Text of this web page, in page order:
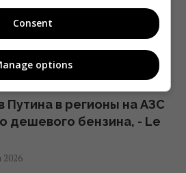
окончательно
Грузии, – страны
2026
Путина в регионы на АЗС
дешевого бензина, - Le
2026
Consent
options